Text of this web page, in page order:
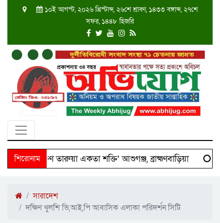
১০ই আগস্ট, ২০২৬ খ্রিস্টাব্দ, ২৬শে শ্রাবণ, ১৪৩৩ বঙ্গাব্দ, ২৭শে
সফর, ১৪৪৮ হিজরি
শিরোনাম
‘দক্ষিণ তারুয়া একতা শক্তি’ আশুগঞ্জ, ব্রাহ্মণবাড়িয়া
সারাদেশ
দক্ষিণ খুলশি ভি,আই,পি আবাসিক এলাকা পরিদর্শন সিটি